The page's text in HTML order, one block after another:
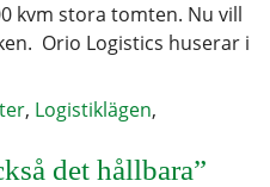
kvm stora tomten. Nu vill
Orio Logistics huserar i
, Logistiklägen,
det hållbara”